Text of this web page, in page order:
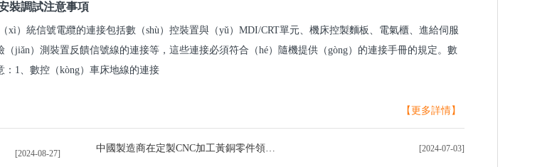
裝調試注意事項
xì）統信號電纜的連接包括數（shù）控裝置與（yǔ）MDI/CRT單元、機床控製麵板、電氣櫃、進給伺服
jiǎn）測裝置反饋信號線的連接等，這些連接必須符合（hé）隨機提供（gòng）的連接手冊的規定。數
1、數控（kòng）車床地線的連接
【更多詳情】
[2024-08-27] 中國製造商在定製CNC加工黃銅零件領域表現卓越 [2024-07-03]